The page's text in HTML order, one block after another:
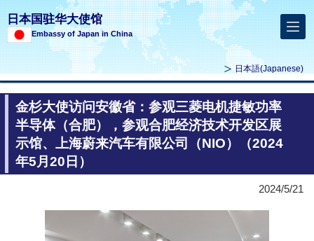
日本国驻华大使馆
Embassy of Japan in China
日本語(Japanese)
金杉大使访问安徽省：参观三菱电机捷敏功率
半导体（合肥），参观合肥经济技术开发区展
示馆、上海蔚来汽车有限公司（NIO）（2024
年5月20日）
2024/5/21